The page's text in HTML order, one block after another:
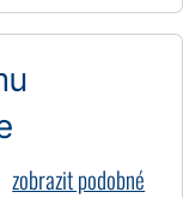
zobrazit podobné